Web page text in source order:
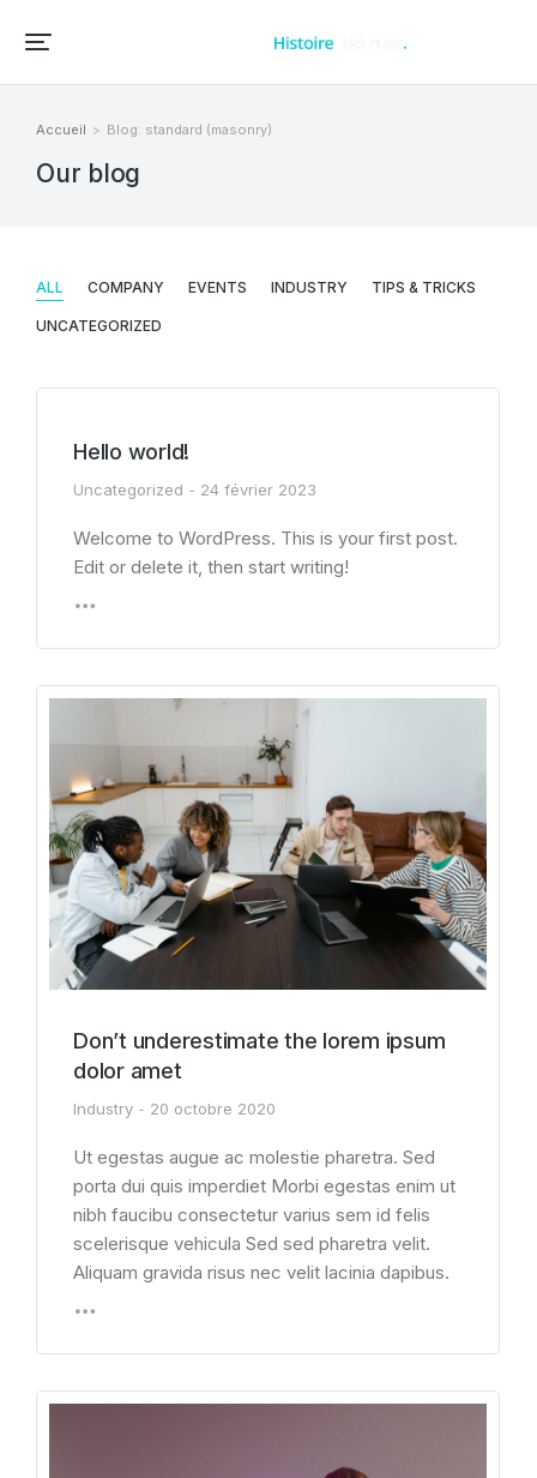
Our blog
Vous êtes ici :
Accueil Blog: standard (masonry)
ALL COMPANY EVENTS INDUSTRY TIPS & TRICKS
UNCATEGORIZED
Hello world!
Uncategorized 24 février 2023
Welcome to WordPress. This is your first post.
Edit or delete it, then start writing!
Don’t underestimate the lorem ipsum
dolor amet
Industry 20 octobre 2020
Ut egestas augue ac molestie pharetra. Sed
porta dui quis imperdiet Morbi egestas enim ut
nibh faucibu consectetur varius sem id felis
scelerisque vehicula Sed sed pharetra velit.
Aliquam gravida risus nec velit lacinia dapibus.